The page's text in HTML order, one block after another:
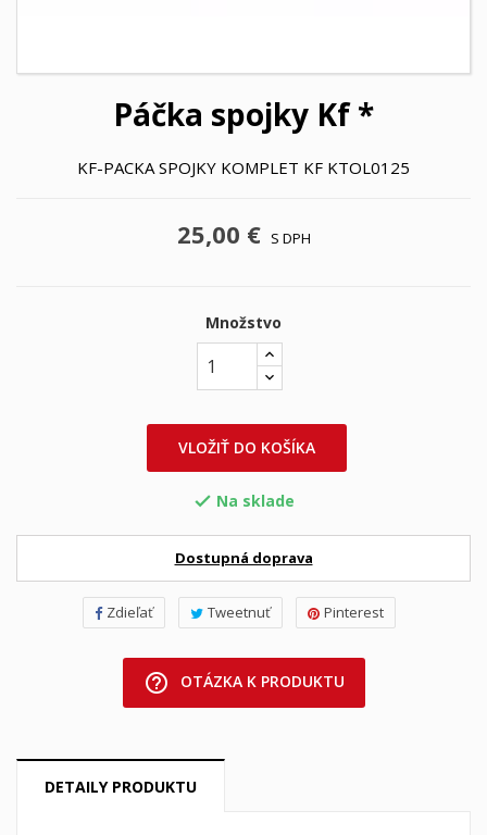
Páčka spojky Kf *
KF-PACKA SPOJKY KOMPLET KF KTOL0125
25,00 € S DPH
Množstvo
VLOŽIŤ DO KOŠÍKA
 Na sklade
Dostupná doprava
Zdieľať Tweetnuť Pinterest
help_outline OTÁZKA K PRODUKTU
DETAILY PRODUKTU